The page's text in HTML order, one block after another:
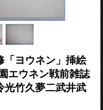
「ヨウネン」挿絵
エウネン戦前雑誌
光竹久夢二武井武